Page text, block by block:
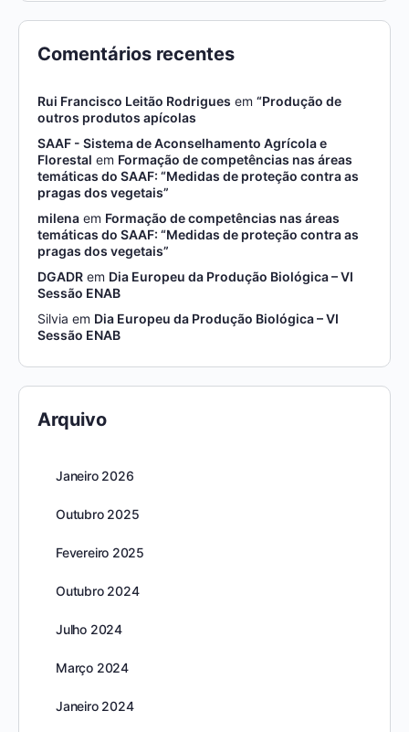
Comentários recentes
Rui Francisco Leitão Rodrigues em “Produção de
outros produtos apícolas
SAAF - Sistema de Aconselhamento Agrícola e
Florestal em Formação de competências nas áreas
temáticas do SAAF: “Medidas de proteção contra as
pragas dos vegetais”
milena em Formação de competências nas áreas
temáticas do SAAF: “Medidas de proteção contra as
pragas dos vegetais”
DGADR em Dia Europeu da Produção Biológica – VI
Sessão ENAB
Silvia em Dia Europeu da Produção Biológica – VI
Sessão ENAB
Arquivo
Janeiro 2026
Outubro 2025
Fevereiro 2025
Outubro 2024
Julho 2024
Março 2024
Janeiro 2024